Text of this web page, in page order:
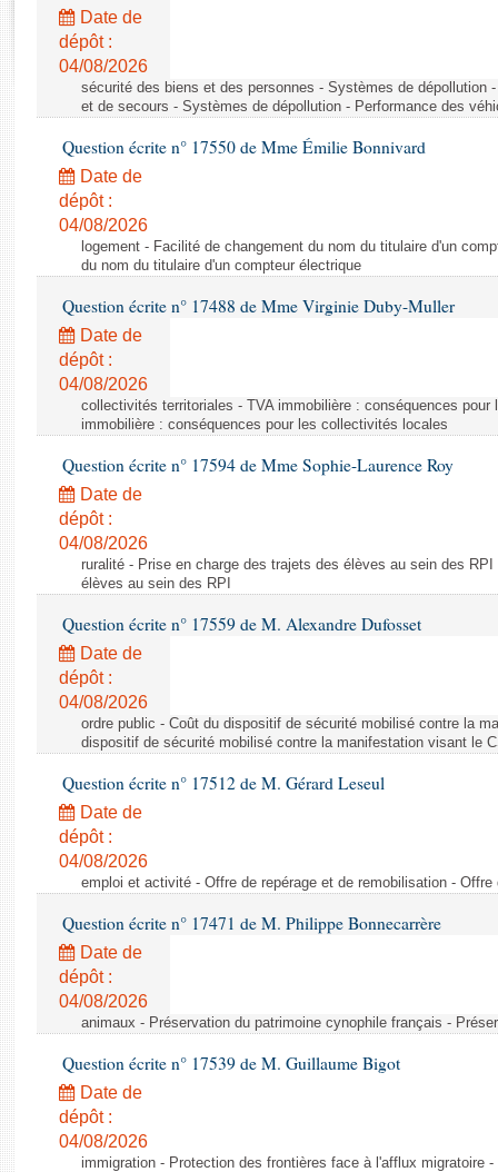
Rapports législatifs
Rapports sur l'application des lois
Baromètre de l’application des lois
Dossiers législatifs
Budget et sécurité sociale
Questions écrites et orales
Comptes rendus des débats
Date de
dépôt :
04/08/2026
sécurité des biens et des personnes - Systèmes de dépollution
et de secours - Systèmes de dépollution - Performance des
Question écrite n° 17550 de Mme Émilie Bonnivard
Date de
dépôt :
04/08/2026
logement - Facilité de changement du nom du titulaire d'un
du nom du titulaire d'un compteur électrique
Question écrite n° 17488 de Mme Virginie Duby-Muller
Date de
dépôt :
04/08/2026
collectivités territoriales - TVA immobilière : conséquences
immobilière : conséquences pour les collectivités locales
Question écrite n° 17594 de Mme Sophie-Laurence Roy
Date de
dépôt :
04/08/2026
ruralité - Prise en charge des trajets des élèves au sein des
élèves au sein des RPI
Question écrite n° 17559 de M. Alexandre Dufosset
Date de
dépôt :
04/08/2026
ordre public - Coût du dispositif de sécurité mobilisé contre la
dispositif de sécurité mobilisé contre la manifestation visant le
Question écrite n° 17512 de M. Gérard Leseul
Date de
dépôt :
04/08/2026
emploi et activité - Offre de repérage et de remobilisation -
Question écrite n° 17471 de M. Philippe Bonnecarrère
Date de
dépôt :
04/08/2026
animaux - Préservation du patrimoine cynophile français -
Question écrite n° 17539 de M. Guillaume Bigot
Date de
dépôt :
04/08/2026
immigration - Protection des frontières face à l'afflux migratoire